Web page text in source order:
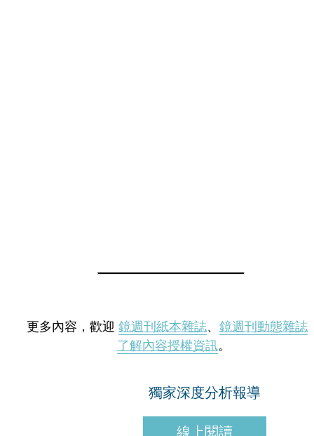
更多內容，歡迎 鏡週刊紙本雜誌、 鏡週刊動態雜誌
了解內容授權資訊。
獨家深度分析報導
線上閱讀